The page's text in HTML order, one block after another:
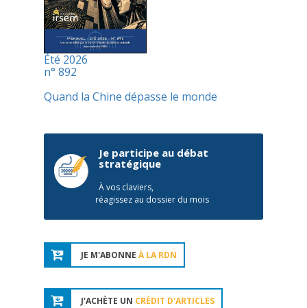
Été 2026
n° 892
Quand la Chine dépasse le monde
Je participe au débat
stratégique
À vos claviers,
réagissez au dossier du mois
JE M'ABONNE À LA RDN
J'ACHÈTE UN CRÉDIT D'ARTICLES